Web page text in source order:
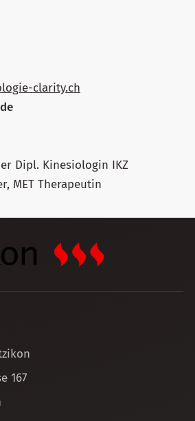
clarity.ch
Dipl. Kinesiologin IKZ
MET Therapeutin
167